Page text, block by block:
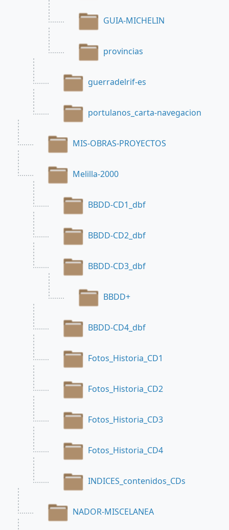
GUIA-MICHELIN
provincias
guerradelrif-es
portulanos_carta-navegacion
MIS-OBRAS-PROYECTOS
Melilla-2000
BBDD-CD1_dbf
BBDD-CD2_dbf
BBDD-CD3_dbf
BBDD+
BBDD-CD4_dbf
Fotos_Historia_CD1
Fotos_Historia_CD2
Fotos_Historia_CD3
Fotos_Historia_CD4
INDICES_contenidos_CDs
NADOR-MISCELANEA